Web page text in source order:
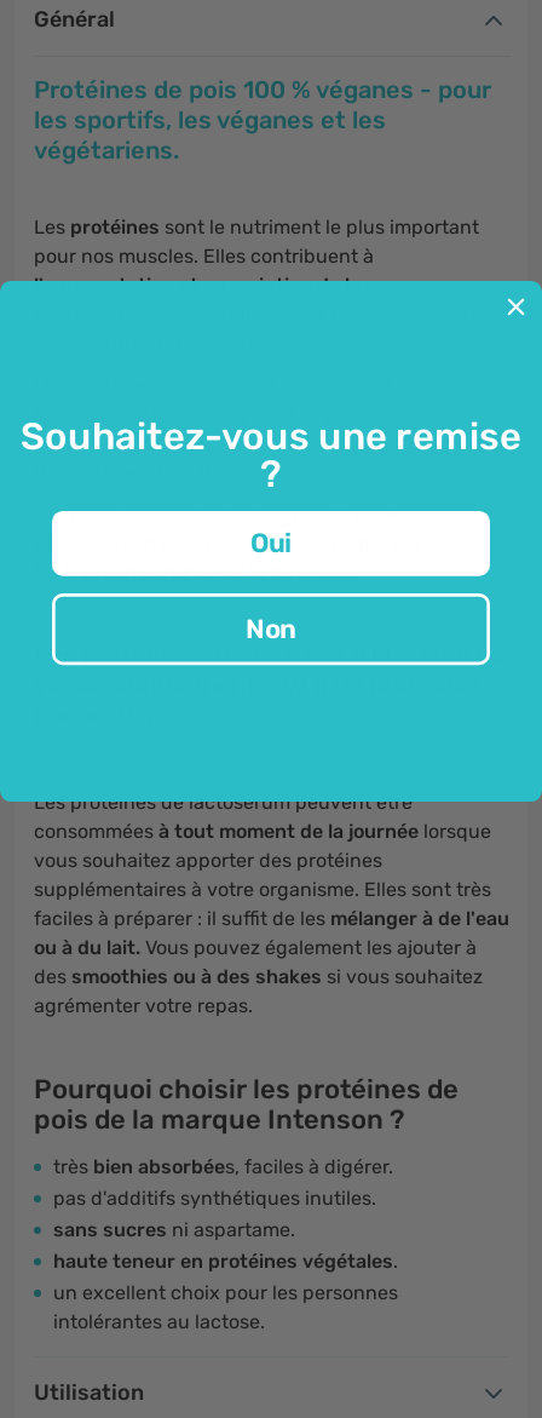
Général
Protéines de pois 100 % véganes - pour
les sportifs, les véganes et les
végétariens.
Les protéines sont le nutriment le plus important
pour nos muscles. Elles contribuent à
l'augmentation et au maintien de la masse
légumineuses et leurs fruits sontune riche source
de protéines très digestes.
Les protéines Intenson ont unedurée de
, ce quis'explique par
l'utilisation d'ingrédients naturels.
Les protéines aromatisées à la crème de
Les protéines de lactosérum peuvent être
consommées à tout moment de la journée lorsque
vous souhaitez apporter des protéines
supplémentaires à votre organisme. Elles sont très
faciles à préparer : il suffit de les mélanger à de l'eau
ou à du lait. Vous pouvez également les ajouter à
des smoothies ou à des shakes si vous souhaitez
agrémenter votre repas.
Pourquoi choisir les protéines de
pois de la marque Intenson ?
très bien absorbées, faciles à digérer.
pas d'additifs synthétiques inutiles.
sans sucres ni aspartame.
haute teneur en protéines végétales.
un excellent choix pour les personnes
intolérantes au lactose.
Utilisation
Souhaitez-vous une remise
?
Oui
Non